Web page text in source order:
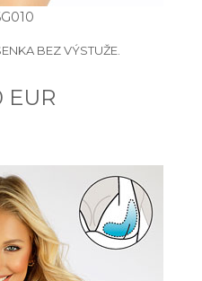
BEZ VÝSTUŽE.
EUR